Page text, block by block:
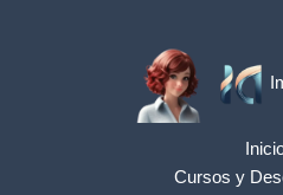
Cursos y